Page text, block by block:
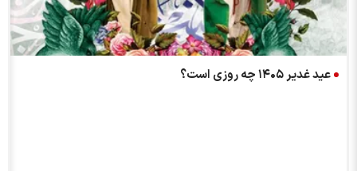
عید غدیر ۱۴۰۵ چه روزی است؟